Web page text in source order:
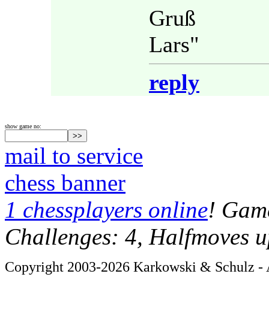
Gruß
Lars"
reply
show game no:
mail to service
chess banner
1 chessplayers online!
Challenges: 4, Halfmoves
Copyright 2003-2026 Karkowski & Schulz